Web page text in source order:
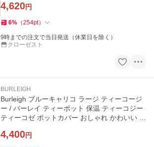
4,620円
6% （254pt）
9時までの注文で当日発送（休業日を除く）
クローゼスト
BURLEIGH
Burleigh ブルーキャリコ ラージ ティーコージ
ー / バーレイ ティーポット 保温 ティーコジー
ティーコゼ ポットカバー おしゃれ かわいい 花
4,400円